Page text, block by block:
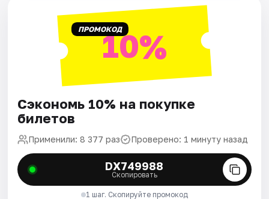
ПРОМОКОД10%
Сэкономь 10% на покупке
билетов
Применили: 8 377 раз Проверено: 1 минуту назад
DX749988
Скопировать
1 шаг. Скопируйте промокод